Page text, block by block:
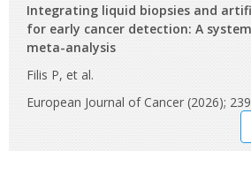
Integrating liquid biopsies and
for early cancer detection: A
meta-analysis
Filis P, et al.
European Journal of Cancer (2026);